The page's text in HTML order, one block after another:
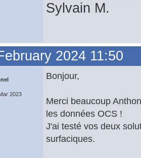
Sylvain M.
2024 11:50
2023
Bonjour,
Merci beaucoup
les données OCS !
J'ai testé vos deux
surfaciques.